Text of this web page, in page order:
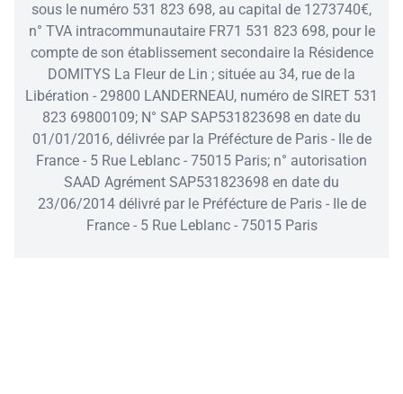
sous le numéro 531 823 698, au capital de 1273740€,
n° TVA intracommunautaire FR71 531 823 698, pour le
compte de son établissement secondaire la Résidence
DOMITYS La Fleur de Lin ; située au 34, rue de la
Libération - 29800 LANDERNEAU, numéro de SIRET 531
823 69800109; N° SAP SAP531823698 en date du
01/01/2016, délivrée par la Préfécture de Paris - Ile de
France - 5 Rue Leblanc - 75015 Paris; n° autorisation
SAAD Agrément SAP531823698 en date du
23/06/2014 délivré par le Préfécture de Paris - Ile de
France - 5 Rue Leblanc - 75015 Paris